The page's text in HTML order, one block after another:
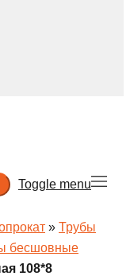
Toggle menu
» Трубы
бесшовные
108*8